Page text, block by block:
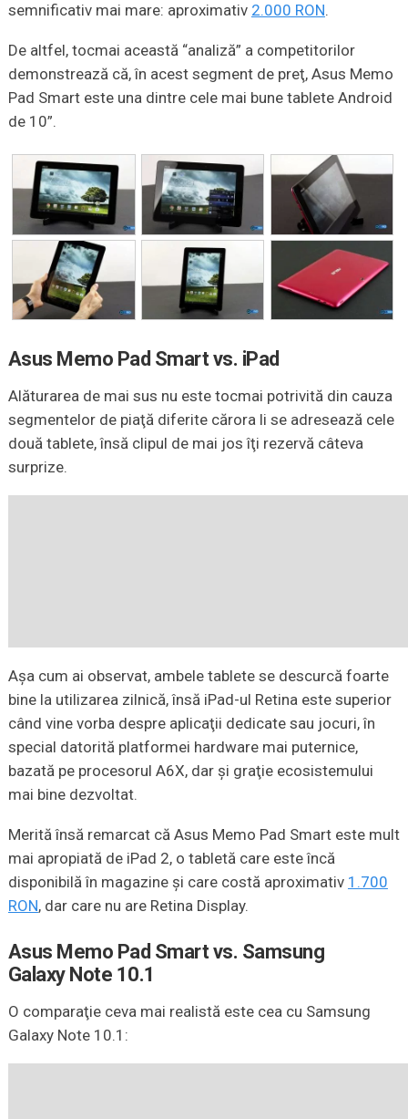
semnificativ mai mare: aproximativ 2.000 RON.
De altfel, tocmai această “analiză” a competitorilor
demonstrează că, în acest segment de preţ, Asus Memo
Pad Smart este una dintre cele mai bune tablete Android
de 10”.
Asus Memo Pad Smart vs. iPad
Alăturarea de mai sus nu este tocmai potrivită din cauza
segmentelor de piaţă diferite cărora li se adresează cele
două tablete, însă clipul de mai jos îţi rezervă câteva
surprize.
Aşa cum ai observat, ambele tablete se descurcă foarte
bine la utilizarea zilnică, însă iPad-ul Retina este superior
când vine vorba despre aplicaţii dedicate sau jocuri, în
special datorită platformei hardware mai puternice,
bazată pe procesorul A6X, dar şi graţie ecosistemului
mai bine dezvoltat.
Merită însă remarcat că Asus Memo Pad Smart este mult
mai apropiată de iPad 2, o tabletă care este încă
disponibilă în magazine şi care costă aproximativ 1.700
RON, dar care nu are Retina Display.
Asus Memo Pad Smart vs. Samsung
Galaxy Note 10.1
O comparaţie ceva mai realistă este cea cu Samsung
Galaxy Note 10.1: